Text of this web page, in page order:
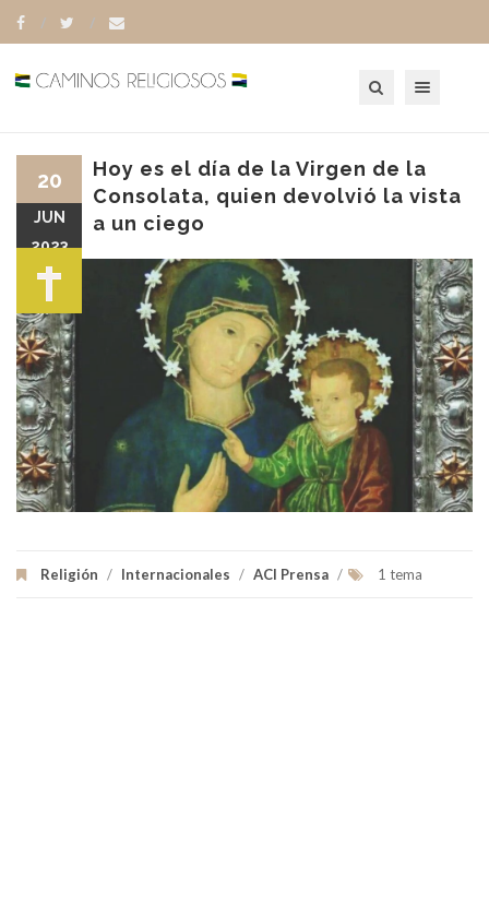
Hoy es el día de la Virgen de la
Consolata, quien devolvió la vista
a un ciego
Religión / Internacionales / ACI Prensa / 1 tema
20
JUN
2023